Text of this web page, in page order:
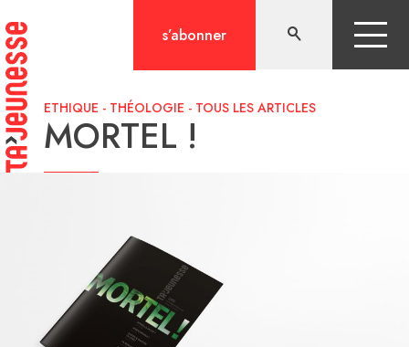
au
contenu
s’abonner
ETHIQUE - THÉOLOGIE - TOUS LES ARTICLES
MORTEL !